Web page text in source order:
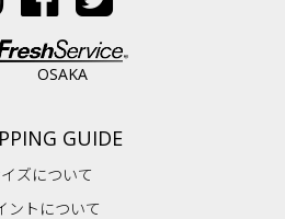
OSAKA
GUIDE
ズについて
ントについて